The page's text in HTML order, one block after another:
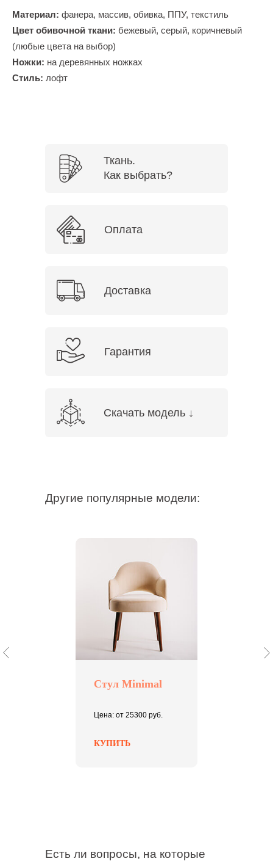
Материал: фанера, массив, обивка, ППУ, текстиль
Цвет обивочной ткани: бежевый, серый, коричневый
(любые цвета на выбор)
Ножки: на деревянных ножках
Стиль: лофт
Гарантия
Оплата
Ткань.
Как выбрать?
Скачать модель ↓
Доставка
Другие популярные модели:
Стул Minimal
Цена: от 25300 руб.
КУПИТЬ
Есть ли вопросы, на которые